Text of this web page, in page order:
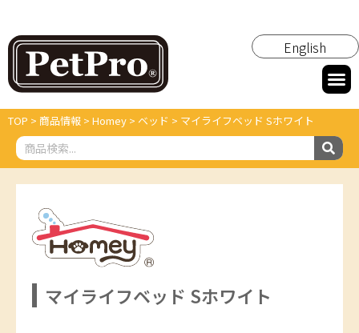
English
TOP > 商品情報 > Homey > ベッド > マイライフベッド Sホワイト
マイライフベッド Sホワイト